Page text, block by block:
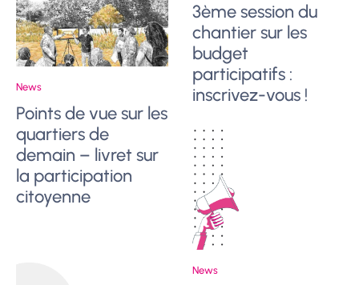
News
Points de vue sur les
quartiers de
demain – livret sur
la participation
citoyenne
3ème session du
chantier sur les
budget
participatifs :
inscrivez-vous !
News